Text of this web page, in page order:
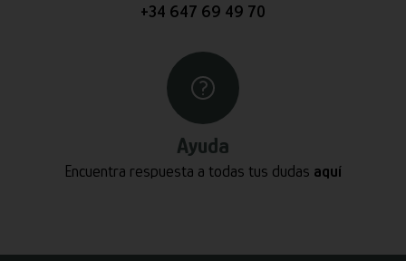
+34 647 69 49 70
Ayuda
Encuentra respuesta a todas tus dudas aquí